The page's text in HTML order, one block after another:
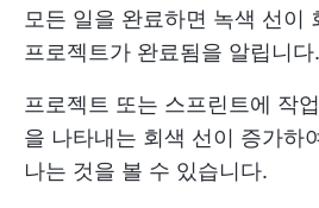
모든 일을 완료하면 녹색 선이
프로젝트가 완료됨을 알립니다.
프로젝트 또는 스프린트에 작
을 나타내는 회색 선이 증가하
나는 것을 볼 수 있습니다.